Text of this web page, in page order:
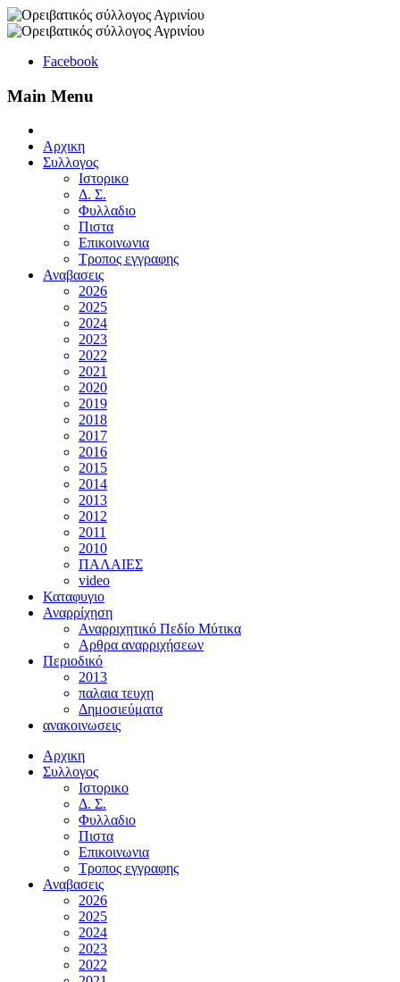
Facebook
Main Menu
Αρχικη
Συλλογος
Ιστορικο
Δ. Σ.
Φυλλαδιο
Πιστα
Επικοινωνια
Τροπος εγγραφης
Αναβασεις
2026
2025
2024
2023
2022
2021
2020
2019
2018
2017
2016
2015
2014
2013
2012
2011
2010
ΠΑΛΑΙΕΣ
video
Καταφυγιο
Αναρρίχηση
Αναρριχητικό Πεδίο Μύτικα
Αρθρα αναρριχήσεων
Περιοδικό
2013
παλαια τευχη
Δημοσιεύματα
ανακοινωσεις
Αρχικη
Συλλογος
Ιστορικο
Δ. Σ.
Φυλλαδιο
Πιστα
Επικοινωνια
Τροπος εγγραφης
Αναβασεις
2026
2025
2024
2023
2022